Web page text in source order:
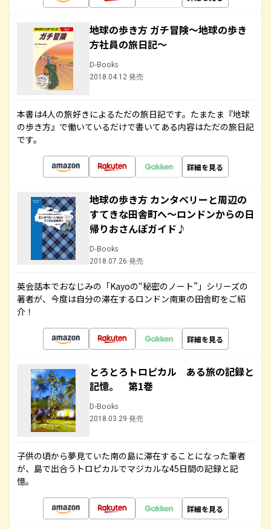
地球の歩き方 ガチ冒険～地球の歩き
方社員の旅日記～
D-Books
2018.04.12 発売
本書は4人の旅好きによるただの旅日記です。たまたま『地球
の歩き方』で働いているだけで書いてある内容はただの旅日記
です。
詳細を見る
地球の歩き方 カンタベリーと周辺の
すてきな田舎町へ～ロンドンからの日
帰りおさんぽガイド♪
D-Books
2018.07.26 発売
英会話本でおなじみの「Kayoの“秘密のノート”」シリーズの
著者が、今度は自分の滞在するロンドン南東の田舎町をご紹
介！
詳細を見る
とろとろトロピカル ある旅の記録と
記憶。 第1巻
D-Books
2018.03.29 発売
子供の頃から夢見ていた南の島に滞在することになった筆者
が、島で出合うトロピカルでマジカルな45日間の記録と記
憶。
詳細を見る